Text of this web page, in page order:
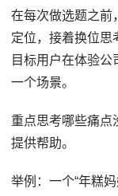
在每次做选题之前
定位，接着换位思
目标用户在体验
一个场景。
重点思考哪些痛点
提供帮助。
举例：一个“年糕